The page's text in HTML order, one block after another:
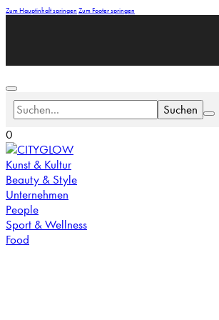
Zum Hauptinhalt springen Zum Footer springen
Suchen
0
Kunst & Kultur
Beauty & Style
Unternehmen
People
Sport & Wellness
Food